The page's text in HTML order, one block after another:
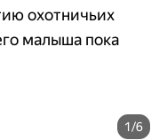
охотничьих
малыша пока
1/6